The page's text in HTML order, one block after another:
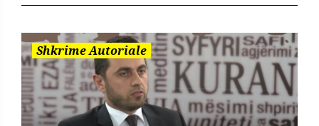
Shkrime Autoriale